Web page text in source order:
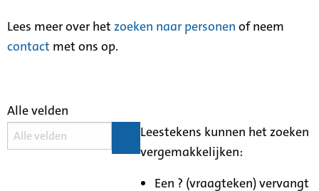
Lees meer over het zoeken naar personen of neem
contact met ons op.
Alle velden
Leestekens kunnen het zoeken
vergemakkelijken:
Een ? (vraagteken) vervangt